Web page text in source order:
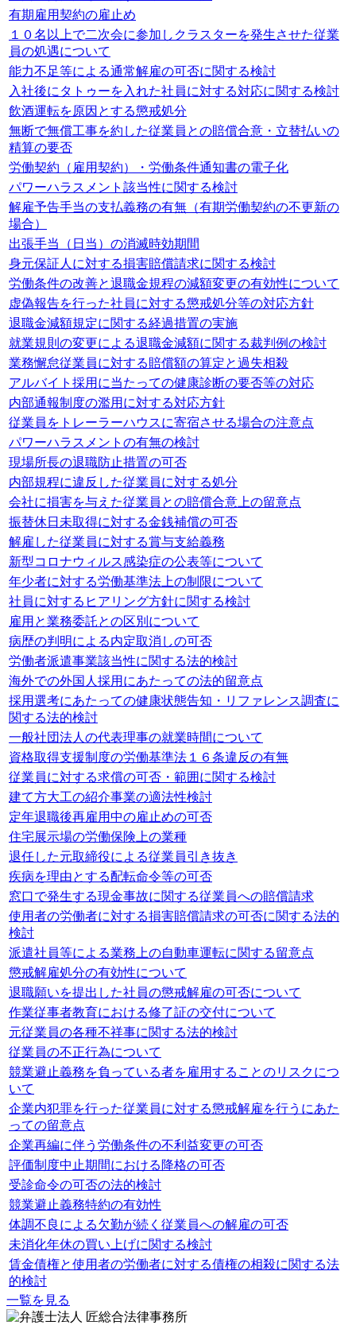
有期雇用契約の雇止め
１０名以上で二次会に参加しクラスターを発生させた従業
員の処遇について
能力不足等による通常解雇の可否に関する検討
入社後にタトゥーを入れた社員に対する対応に関する検討
飲酒運転を原因とする懲戒処分
無断で無償工事を約した従業員との賠償合意・立替払いの
精算の要否
労働契約（雇用契約）・労働条件通知書の電子化
パワーハラスメント該当性に関する検討
解雇予告手当の支払義務の有無（有期労働契約の不更新の
場合）
出張手当（日当）の消滅時効期間
身元保証人に対する損害賠償請求に関する検討
労働条件の改善と退職金規程の減額変更の有効性について
虚偽報告を行った社員に対する懲戒処分等の対応方針
退職金減額規定に関する経過措置の実施
就業規則の変更による退職金減額に関する裁判例の検討
業務懈怠従業員に対する賠償額の算定と過失相殺
アルバイト採用に当たっての健康診断の要否等の対応
内部通報制度の濫用に対する対応方針
従業員をトレーラーハウスに寄宿させる場合の注意点
パワーハラスメントの有無の検討
現場所長の退職防止措置の可否
内部規程に違反した従業員に対する処分
会社に損害を与えた従業員との賠償合意上の留意点
振替休日未取得に対する金銭補償の可否
解雇した従業員に対する賞与支給義務
新型コロナウィルス感染症の公表等について
年少者に対する労働基準法上の制限について
社員に対するヒアリング方針に関する検討
雇用と業務委託との区別について
病歴の判明による内定取消しの可否
労働者派遣事業該当性に関する法的検討
海外での外国人採用にあたっての法的留意点
採用選考にあたっての健康状態告知・リファレンス調査に
関する法的検討
一般社団法人の代表理事の就業時間について
資格取得支援制度の労働基準法１６条違反の有無
従業員に対する求償の可否・範囲に関する検討
建て方大工の紹介事業の適法性検討
定年退職後再雇用中の雇止めの可否
住宅展示場の労働保険上の業種
退任した元取締役による従業員引き抜き
疾病を理由とする配転命令等の可否
窓口で発生する現金事故に関する従業員への賠償請求
使用者の労働者に対する損害賠償請求の可否に関する法的
検討
派遣社員等による業務上の自動車運転に関する留意点
懲戒解雇処分の有効性について
退職願いを提出した社員の懲戒解雇の可否について
作業従事者教育における修了証の交付について
元従業員の各種不祥事に関する法的検討
従業員の不正行為について
競業避止義務を負っている者を雇用することのリスクにつ
いて
企業内犯罪を行った従業員に対する懲戒解雇を行うにあた
っての留意点
企業再編に伴う労働条件の不利益変更の可否
評価制度中止期間における降格の可否
受診命令の可否の法的検討
競業避止義務特約の有効性
体調不良による欠勤が続く従業員への解雇の可否
未消化年休の買い上げに関する検討
賃金債権と使用者の労働者に対する債権の相殺に関する法
的検討
一覧を見る